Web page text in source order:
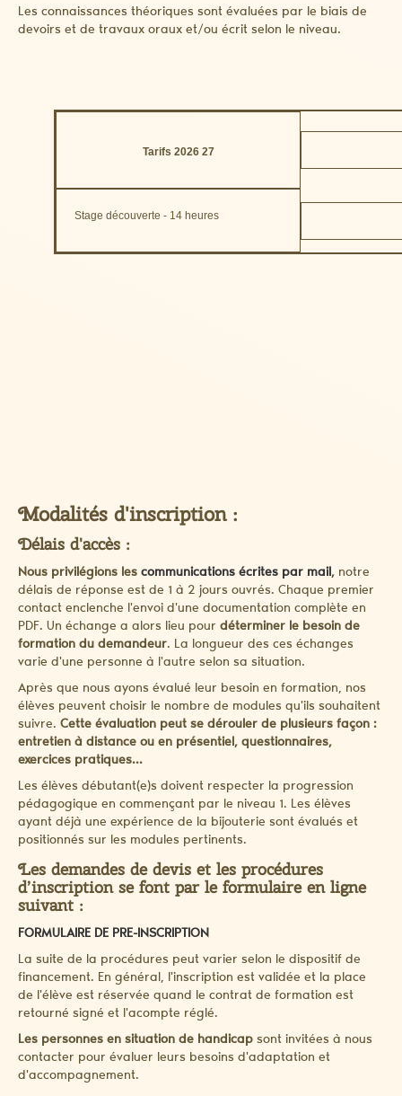
Les connaissances théoriques sont évaluées par le biais de
devoirs et de travaux oraux et/ou écrit selon le niveau.
Tarifs 2026 27
Stage découverte - 14 heures
Modalités d'inscription :
Délais d'accès :
Nous privilégions les communications écrites par mail, notre
délais de réponse est de 1 à 2 jours ouvrés. Chaque premier
contact enclenche l'envoi d'une documentation complète en
PDF. Un échange a alors lieu pour déterminer le besoin de
formation du demandeur. La longueur des ces échanges
varie d'une personne à l'autre selon sa situation.
Après que nous ayons évalué leur besoin en formation, nos
élèves peuvent choisir le nombre de modules qu'ils souhaitent
suivre. Cette évaluation peut se dérouler de plusieurs façon :
entretien à distance ou en présentiel, questionnaires,
exercices pratiques...
Les élèves débutant(e)s doivent respecter la progression
pédagogique en commençant par le niveau 1. Les élèves
ayant déjà une expérience de la bijouterie sont évalués et
positionnés sur les modules pertinents.
Les demandes de devis et les procédures
d’inscription se font par le formulaire en ligne
suivant :
FORMULAIRE DE PRE-INSCRIPTION
La suite de la procédures peut varier selon le dispositif de
financement. En général, l'inscription est validée et la place
de l'élève est réservée quand le contrat de formation est
retourné signé et l'acompte réglé.
Les personnes en situation de handicap sont invitées à nous
contacter pour évaluer leurs besoins d'adaptation et
d'accompagnement.